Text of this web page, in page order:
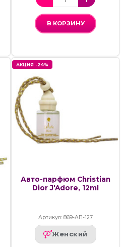
В КОРЗИНУ
АКЦИЯ -24%
Авто-парфюм Christian
Dior J'Adore, 12ml
Артикул: 869-АП-127
Женский